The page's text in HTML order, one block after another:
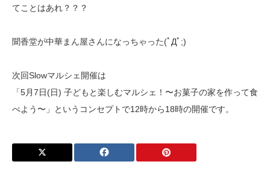
てことはあれ？？？
聞香堂が中華まん屋さんになっちゃった(ﾟДﾟ;)
次回Slowマルシェ開催は
「5月7日(日) 子どもと楽しむマルシェ！〜お菓子の家を作って食
べよう〜」
というコンセプトで12時から18時の開催です。